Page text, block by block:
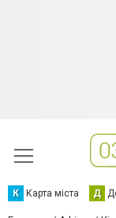
К Карта міста Д